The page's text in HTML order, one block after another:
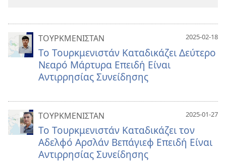
2025-02-18
ΤΟΥΡΚΜΕΝΙΣΤΑΝ
Το Τουρκμενιστάν Καταδικάζει Δεύτερο
Νεαρό Μάρτυρα Επειδή Είναι
Αντιρρησίας Συνείδησης
2025-01-27
ΤΟΥΡΚΜΕΝΙΣΤΑΝ
Το Τουρκμενιστάν Καταδικάζει τον
Αδελφό Αρσλάν Βεπάγιεφ Επειδή Είναι
Αντιρρησίας Συνείδησης